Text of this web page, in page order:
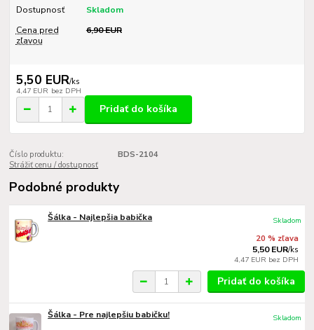
Dostupnosť
Skladom
Cena pred
zľavou
6,90 EUR
5,50 EUR/ks
4,47 EUR bez DPH
Pridať do košíka
Číslo produktu:
BDS-2104
Strážiť cenu / dostupnosť
Podobné produkty
Šálka - Najlepšia babička
20 % zľava
5,50 EUR/ks
4,47 EUR bez DPH
Skladom
Pridať do košíka
Šálka - Pre najlepšiu babičku! Skladom